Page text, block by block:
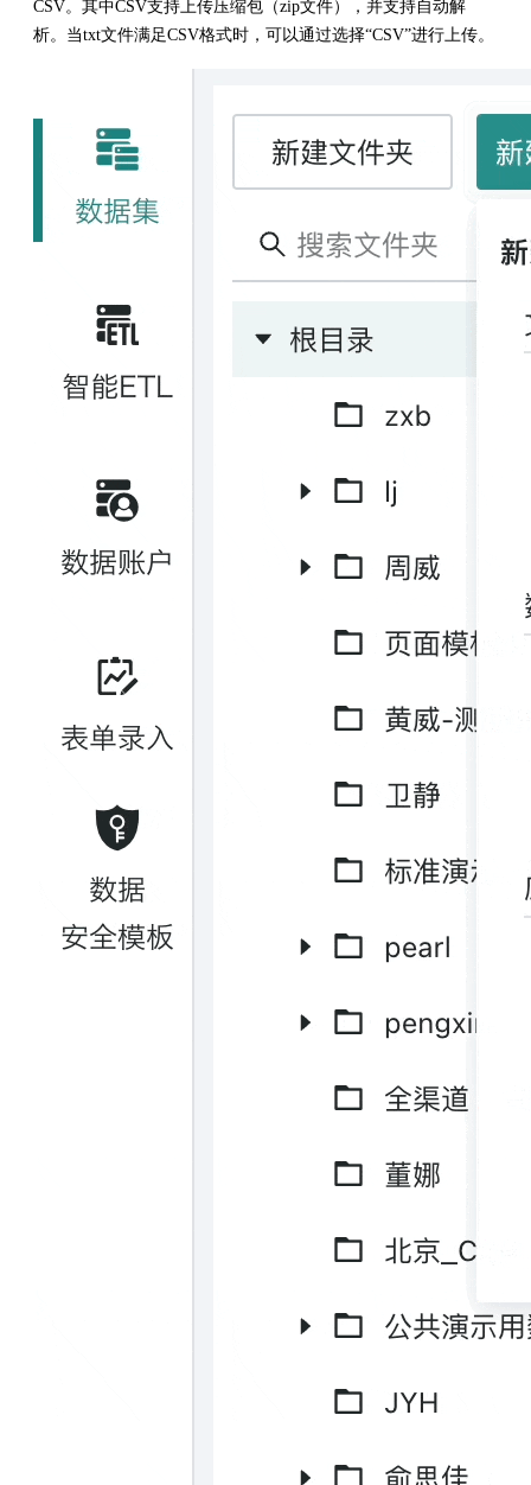
CSV。其中CSV支持上传压缩包（zip文件），并支持自动解
析。当txt文件满足CSV格式时，可以通过选择“CSV”进行上传。